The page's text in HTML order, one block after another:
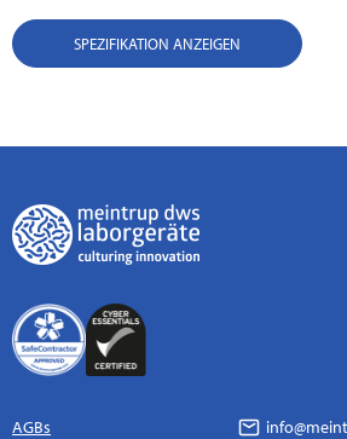
SPEZIFIKATION ANZEIGEN
AGBs